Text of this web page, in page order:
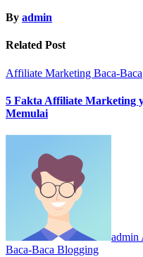
By admin
Related Post
Affiliate Marketing Baca-Baca
5 Fakta Affiliate Marketing
Memulai
admin
Baca-Baca Blogging